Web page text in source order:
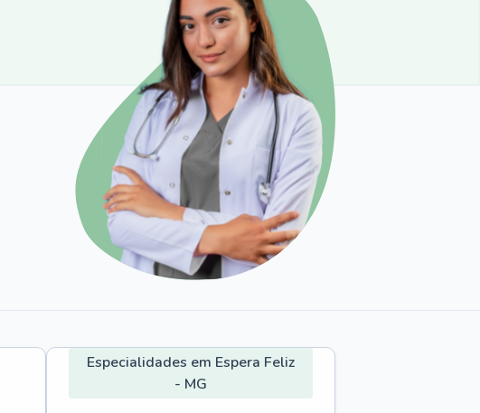
Especialidades em Espera Feliz
- MG